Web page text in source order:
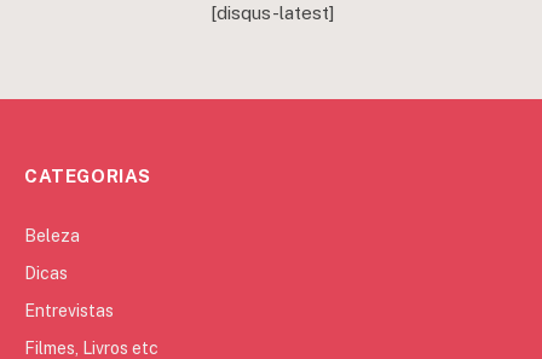
[disqus-latest]
CATEGORIAS
Beleza
Dicas
Entrevistas
Filmes, Livros etc